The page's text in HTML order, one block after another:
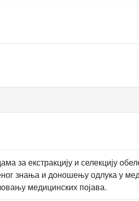
за екстракцију и селекцију
знања и доношењу одлука у
медицинских појава.